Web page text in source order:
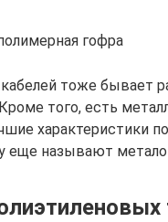
гофра
тоже бывает
того, есть
характеристики
еще называют